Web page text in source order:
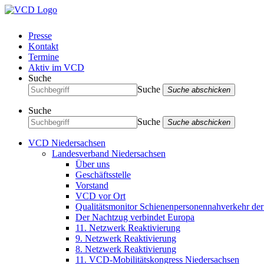
Presse
Kontakt
Termine
Aktiv im VCD
Suche
Suche
Suche abschicken
Suche
Suche
Suche abschicken
VCD Niedersachsen
Landesverband Niedersachsen
Über uns
Geschäftsstelle
Vorstand
VCD vor Ort
Qualitätsmonitor Schienenpersonennahverkehr
Der Nachtzug verbindet Europa
11. Netzwerk Reaktivierung
9. Netzwerk Reaktivierung
8. Netzwerk Reaktivierung
11. VCD-Mobilitätskongress Niedersachsen